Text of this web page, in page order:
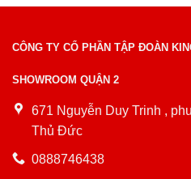
CÔNG TY CỔ PHẦN TẬP ĐOÀN
SHOWROOM QUẬN 2
671 Nguyễn Duy Trinh ,
Thủ Đức
0888746438